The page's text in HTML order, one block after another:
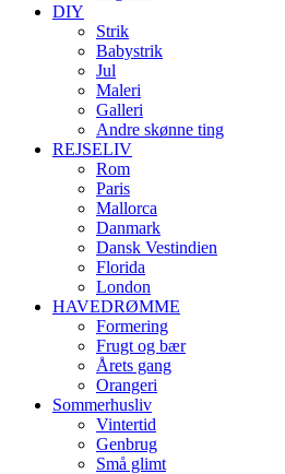
DIY
Strik
Babystrik
Jul
Maleri
Galleri
Andre skønne ting
REJSELIV
Rom
Paris
Mallorca
Danmark
Dansk Vestindien
Florida
London
HAVEDRØMME
Formering
Frugt og bær
Årets gang
Orangeri
Sommerhusliv
Vintertid
Genbrug
Små glimt